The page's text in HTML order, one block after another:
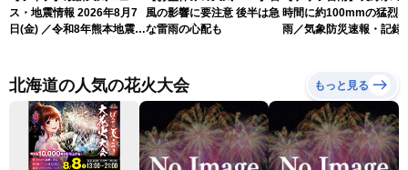
ス・地震情報 2026年8月7
日(金) ／令和8年熊本地震情
ーン・駒木結衣／内藤邦
裕〉
風の影響に要注意 後半は急
な雷雨の心配も
時間に約100mmの猛烈な
雨／気象防災速報・記録
北海道の人気の花火大会 もっと見る